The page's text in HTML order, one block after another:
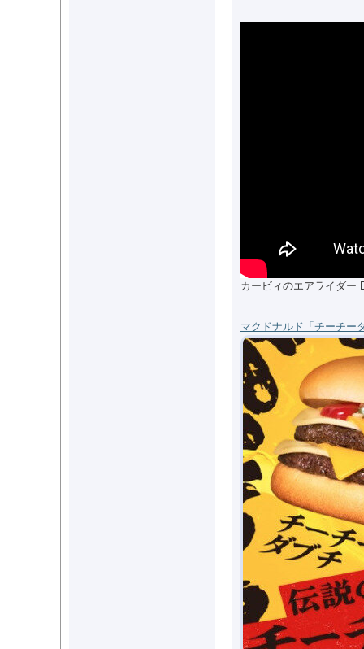
カービィのエアライダー
マクドナルド「チーチ